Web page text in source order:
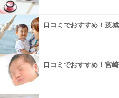
口コミでおすすめ！茨
口コミでおすすめ！宮